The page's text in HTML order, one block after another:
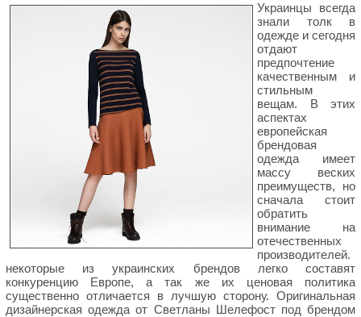
Украинцы всегда
знали толк в
одежде и сегодня
отдают
предпочтение
качественным и
стильным
вещам. В этих
аспектах
европейская
брендовая
одежда имеет
массу веских
преимуществ, но
сначала стоит
обратить
внимание на
отечественных
производителей.
некоторые из украинских брендов легко составят
конкуренцию Европе, а так же их ценовая политика
существенно отличается в лучшую сторону. Оригинальная
дизайнерская одежда от Светланы Шелефост под брендом